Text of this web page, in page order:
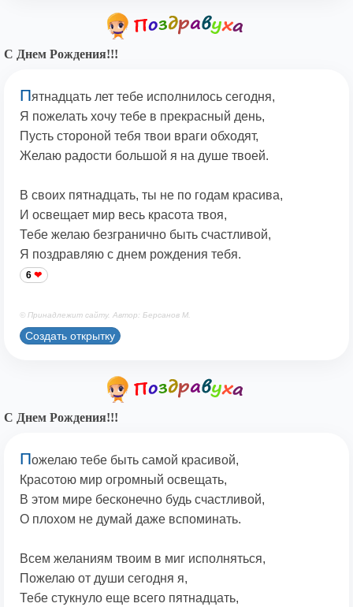
С Днем Рождения!!!
Пятнадцать лет тебе исполнилось сегодня,
Я пожелать хочу тебе в прекрасный день,
Пусть стороной тебя твои враги обходят,
Желаю радости большой я на душе твоей.
В своих пятнадцать, ты не по годам красива,
И освещает мир весь красота твоя,
Тебе желаю безгранично быть счастливой,
Я поздравляю с днем рождения тебя.
6
© Принадлежит сайту. Автор: Берсанов М.
Создать открытку
С Днем Рождения!!!
Пожелаю тебе быть самой красивой,
Красотою мир огромный освещать,
В этом мире бесконечно будь счастливой,
О плохом не думай даже вспоминать.
Всем желаниям твоим в миг исполняться,
Пожелаю от души сегодня я,
Тебе стукнуло еще всего пятнадцать,